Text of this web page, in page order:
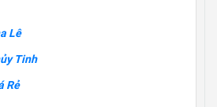
Lê
Tinh
Rẻ